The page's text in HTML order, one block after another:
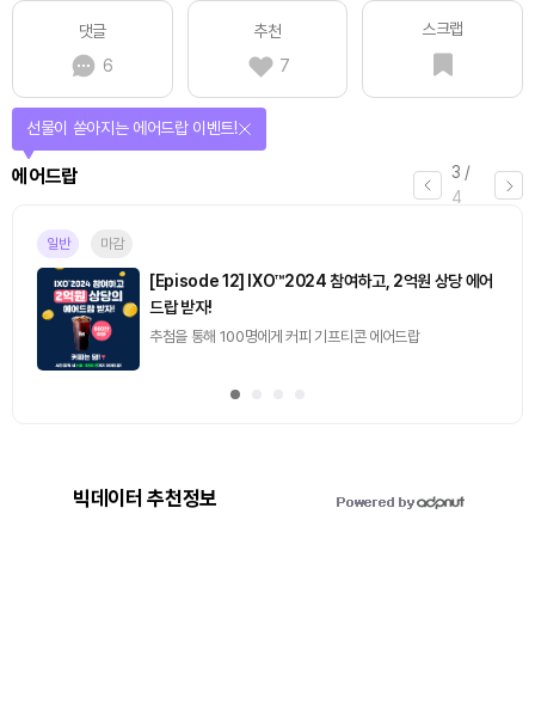
댓글
6
추천
7
스크랩
3 /
4
에어드랍
선물이 쏟아지는 에어드랍 이벤트!
일반 마감
[Episode 12] IXO™2024 참여하고, 2억원 상당 에어
드랍 받자!
추첨을 통해 100명에게 커피 기프티콘 에어드랍
빅데이터 추천정보